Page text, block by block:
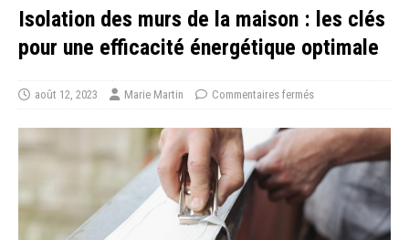
Isolation des murs de la maison : les clés
pour une efficacité énergétique optimale
août 12, 2023 Marie Martin Commentaires fermés